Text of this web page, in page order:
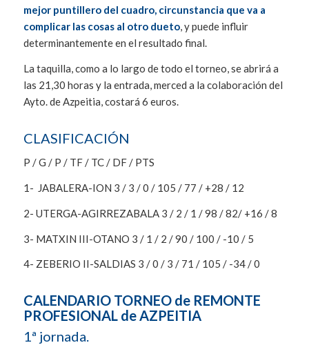
mejor puntillero del cuadro, circunstancia que va a
complicar las cosas al otro dueto, y puede influir
determinantemente en el resultado final.
La taquilla, como a lo largo de todo el torneo, se abrirá a
las 21,30 horas y la entrada, merced a la colaboración del
Ayto. de Azpeitia, costará 6 euros.
CLASIFICACIÓN
P / G / P / TF / TC / DF / PTS
1- JABALERA-ION 3 / 3 / 0 / 105 / 77 / +28 / 12
2- UTERGA-AGIRREZABALA 3 / 2 / 1 / 98 / 82/ +16 / 8
3- MATXIN III-OTANO 3 / 1 / 2 / 90 / 100 / -10 / 5
4- ZEBERIO II-SALDIAS 3 / 0 / 3 / 71 / 105 / -34 / 0
CALENDARIO TORNEO de REMONTE
PROFESIONAL de AZPEITIA
1ª jornada.